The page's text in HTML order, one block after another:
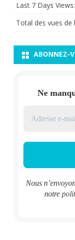
Last 7 Days Views:
Total des vues de
ABONNEZ-
Ne
Nous
notre